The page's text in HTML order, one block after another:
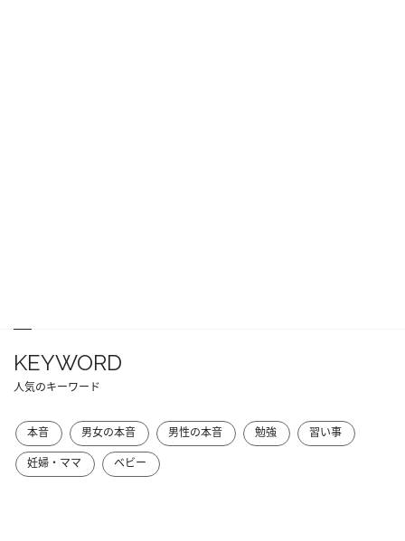
KEYWORD
人気のキーワード
本音 男女の本音 男性の本音 勉強
習い事
妊婦・ママ
ベビー